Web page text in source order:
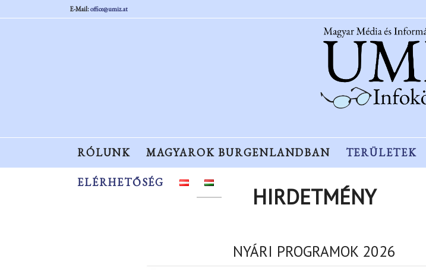
E-Mail:office@umiz.at
RÓLUNK MAGYAROK BURGENLANDBAN TERÜLETEK
ELÉRHETŐSÉG
HIRDETMÉNY
NYÁRI PROGRAMOK 2026